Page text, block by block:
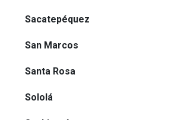
Sacatepéquez
San Marcos
Santa Rosa
Sololá